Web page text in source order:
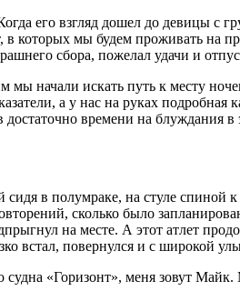
его взгляд дошел до девицы с
которых мы будем проживать на
сбора, пожелал удачи и
мы начали искать путь к месту
а у нас на руках
достаточно времени на
в полумраке, на стуле
сколько было
на месте. А этот атлет
встал, повернулся и с широкой
«Горизонт», меня зовут